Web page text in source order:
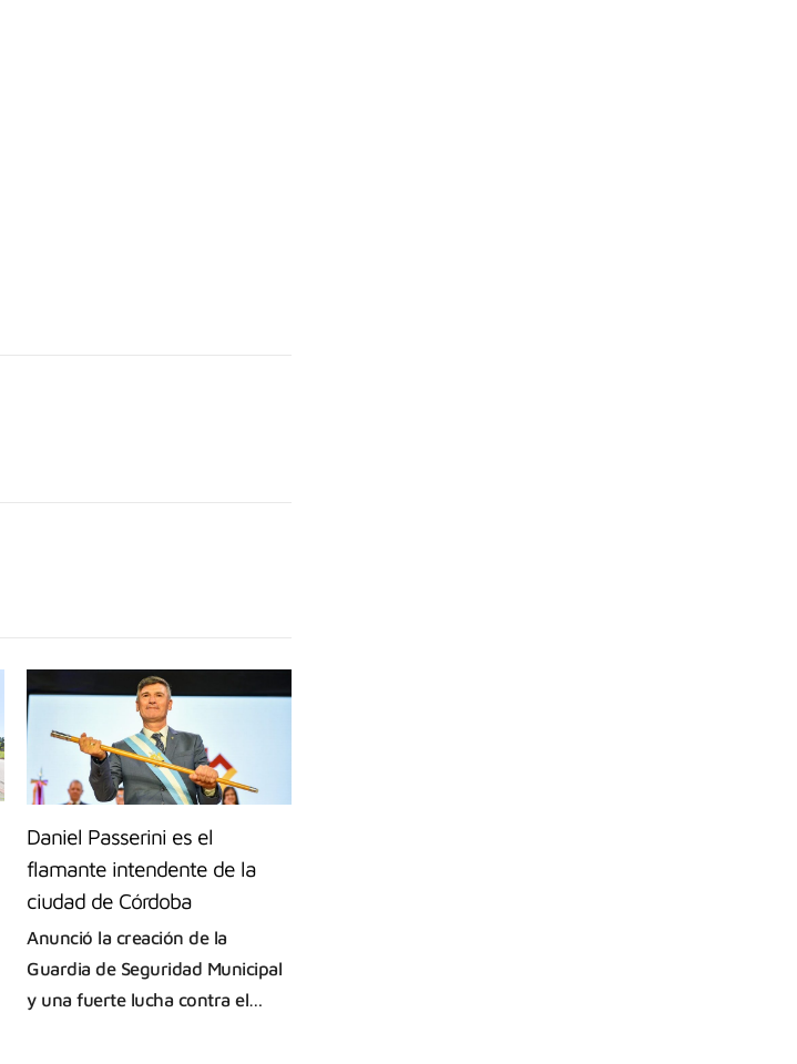
Daniel Passerini es el
flamante intendente de la
ciudad de Córdoba
Anunció la creación de la
Guardia de Seguridad Municipal
y una fuerte lucha contra el…